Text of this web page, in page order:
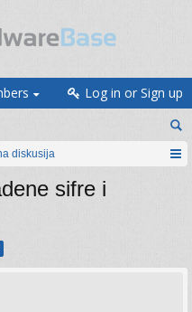
Log in or Sign up
diskusija
sifre i